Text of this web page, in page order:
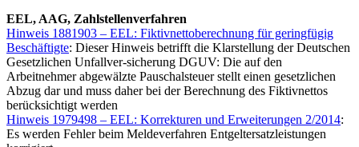
EEL, AAG, Zahlstellenverfahren
Hinweis 1881903 – EEL: Fiktivnettoberechnung für geringfügig
Beschäftigte: Dieser Hinweis betrifft die Klarstellung der Deutschen
Gesetzlichen Unfallver-sicherung DGUV: Die auf den
Arbeitnehmer abgewälzte Pauschalsteuer stellt einen gesetzlichen
Abzug dar und muss daher bei der Berechnung des Fiktivnettos
berücksichtigt werden
Hinweis 1979498 – EEL: Korrekturen und Erweiterungen 2/2014:
Es werden Fehler beim Meldeverfahren Entgeltersatzleistungen